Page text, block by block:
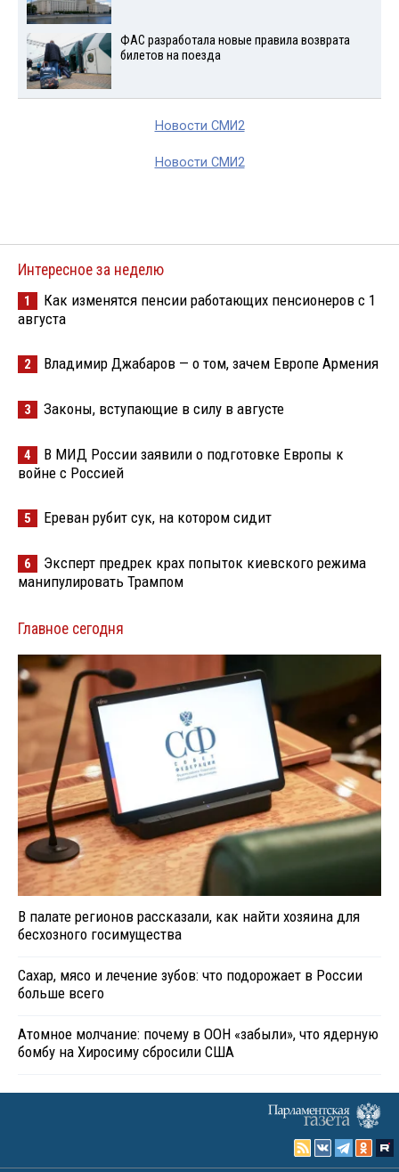
ФАС разработала новые правила возврата
билетов на поезда
Новости СМИ2
Новости СМИ2
Интересное за неделю
1
Как изменятся пенсии работающих пенсионеров с 1
августа
2 Владимир Джабаров — о том, зачем Европе Армения
3 Законы, вступающие в силу в августе
4
В МИД России заявили о подготовке Европы к
войне с Россией
5 Ереван рубит сук, на котором сидит
6
Эксперт предрек крах попыток киевского режима
манипулировать Трампом
Главное сегодня
В палате регионов рассказали, как найти хозяина для
бесхозного госимущества
Сахар, мясо и лечение зубов: что подорожает в России
больше всего
Атомное молчание: почему в ООН «забыли», что ядерную
бомбу на Хиросиму сбросили США